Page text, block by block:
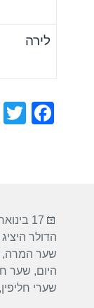
לירה
F
o
o
k
פורסם
בתאריך
17 בינואר 2017
הדולר
שער המרה,
היום, שער
שערי חליפין,